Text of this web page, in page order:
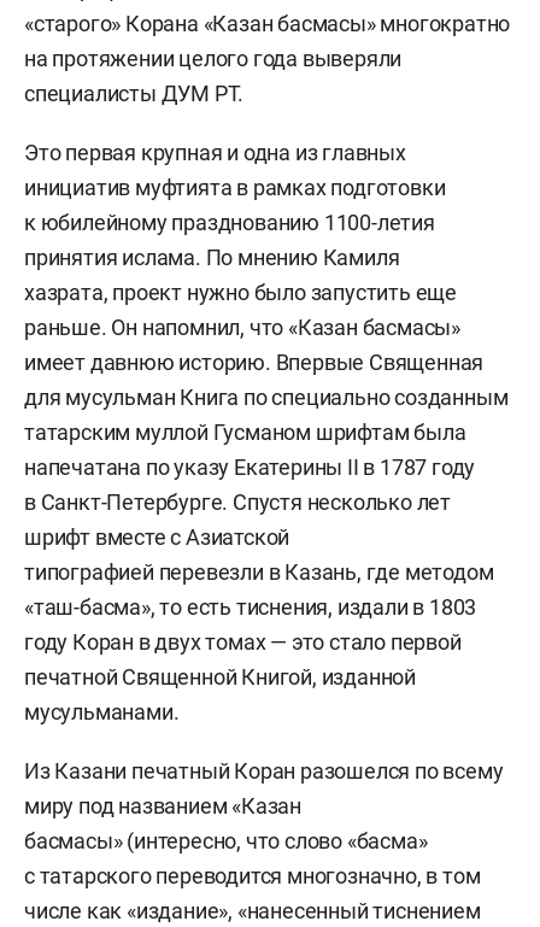
«старого» Корана «Казан басмасы» многократно
на протяжении целого года выверяли
специалисты ДУМ РТ.
Это первая крупная и одна из главных
инициатив муфтията в рамках подготовки
к юбилейному празднованию 1100-летия
принятия ислама. По мнению Камиля
хазрата, проект нужно было запустить еще
раньше. Он напомнил, что «Казан басмасы»
имеет давнюю историю. Впервые Священная
для мусульман Книга по специально созданным
татарским муллой Гусманом шрифтам была
напечатана по указу Екатерины II в 1787 году
в Санкт-Петербурге. Спустя несколько лет
шрифт вместе с Азиатской
типографией перевезли в Казань, где методом
«таш-басма», то есть тиснения, издали в 1803
году Коран в двух томах — это стало первой
печатной Священной Книгой, изданной
мусульманами.
Из Казани печатный Коран разошелся по всему
миру под названием «Казан
басмасы» (интересно, что слово «басма»
с татарского переводится многозначно, в том
числе как «издание», «нанесенный тиснением